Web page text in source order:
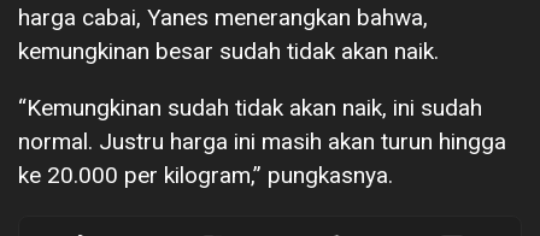
harga cabai, Yanes menerangkan bahwa,
kemungkinan besar sudah tidak akan naik.
“Kemungkinan sudah tidak akan naik, ini sudah
normal. Justru harga ini masih akan turun hingga
ke 20.000 per kilogram,” pungkasnya.